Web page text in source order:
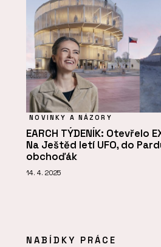
NOVINKY A NÁZORY
EARCH TÝDENÍK: Otevřelo
Na Ještěd letí UFO, do
obchoďák
14. 4. 2025
NABÍDKY PRÁCE